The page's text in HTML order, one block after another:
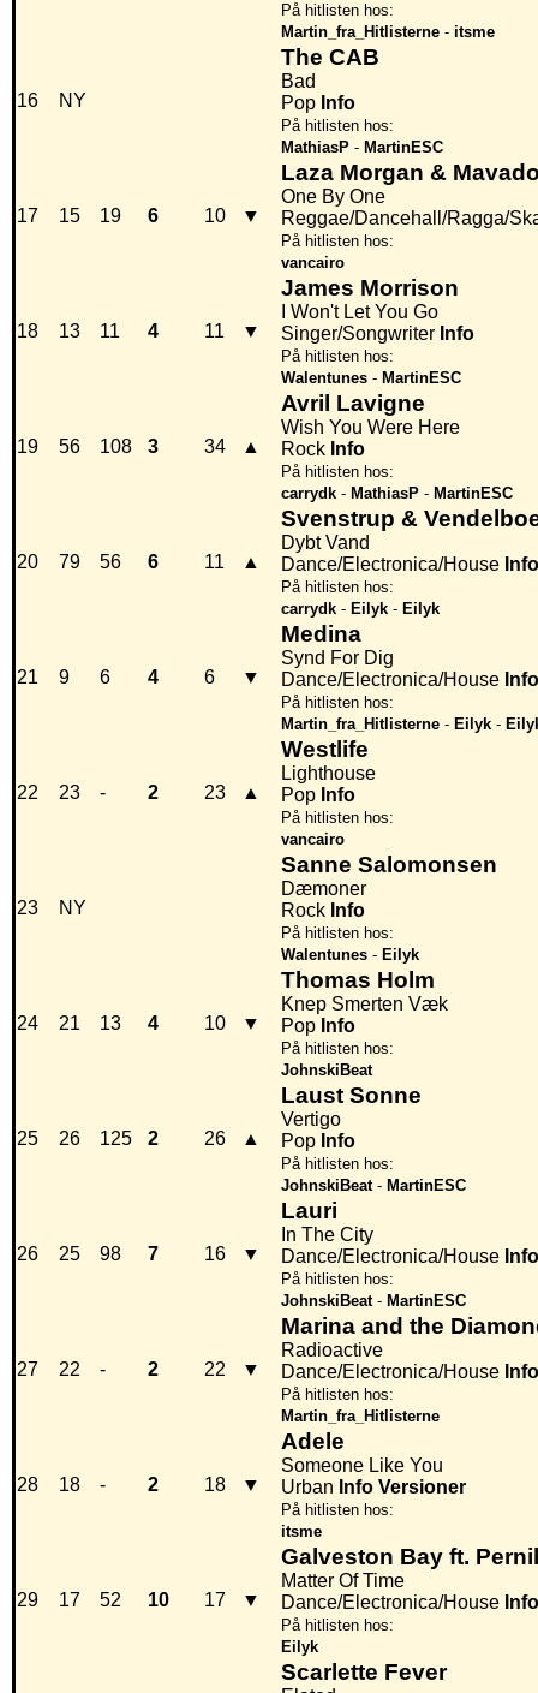
På hitlisten hos:
Martin_fra_Hitlisterne - itsme
16 NY
The CAB
Bad
Pop Info
På hitlisten hos:
MathiasP - MartinESC
17 15 19 6 10 ▼
Laza Morgan &
One By One
Reggae/Dancehall/Ragga/
På hitlisten hos:
vancairo
18 13 11 4 11 ▼
James Morrison
I Won't Let You Go
Singer/Songwriter Info
På hitlisten hos:
Walentunes - MartinESC
19 56 108 3 34 ▲
Avril Lavigne
Wish You Were Here
Rock Info
På hitlisten hos:
carrydk - MathiasP - MartinESC
20 79 56 6 11 ▲
Svenstrup &
Dybt Vand
Dance/Electronica/House Info
På hitlisten hos:
carrydk - Eilyk - Eilyk
21 9 6 4 6 ▼
Medina
Synd For Dig
Dance/Electronica/House Info
På hitlisten hos:
Martin_fra_Hitlisterne - Eilyk -
22 23 - 2 23 ▲
Westlife
Lighthouse
Pop Info
På hitlisten hos:
vancairo
23 NY
Sanne Salomonsen
Dæmoner
Rock Info
På hitlisten hos:
Walentunes - Eilyk
24 21 13 4 10 ▼
Thomas Holm
Knep Smerten Væk
Pop Info
På hitlisten hos:
JohnskiBeat
25 26 125 2 26 ▲
Laust Sonne
Vertigo
Pop Info
På hitlisten hos:
JohnskiBeat- MartinESC
26 25 98 7 16 ▼
Lauri
In The City
Dance/Electronica/House Info
På hitlisten hos:
JohnskiBeat- MartinESC
27 22 - 2 22 ▼
Marina and the
Radioactive
Dance/Electronica/House Info
På hitlisten hos:
Martin_fra_Hitlisterne
28 18 - 2 18 ▼
Adele
Someone Like You
Urban Info Versioner
På hitlisten hos:
itsme
29 17 52 10 17 ▼
Galveston Bay ft.
Matter Of Time
Dance/Electronica/House Info
På hitlisten hos:
Eilyk
Scarlette Fever